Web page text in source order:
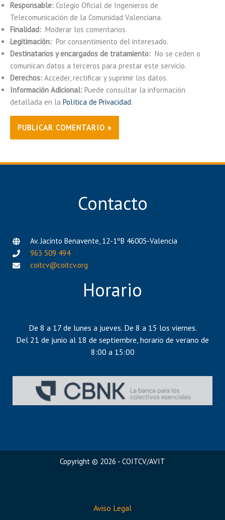
Responsable: Colegio Oficial de Ingenieros de
Telecomunicación de la Comunidad Valenciana.
Finalidad: Moderar los comentarios.
Legitimación: Por consentimiento del interesado.
Destinatarios y encargados de tratamiento: No se ceden o
comunican datos a terceros para prestar este servicio.
Derechos: Acceder, rectificar y suprimir los datos.
Información Adicional: Puede consultar la información
detallada en la Política de Privacidad.
Contacto
Av. Jacinto Benavente, 12-1ºB 46005-Valencia
963 509 494
coitcv@coitcv.org
Horario
De 8 a 17 de lunes a jueves. De 8 a 15 los viernes.
Del 21 de junio al 18 de septiembre, horario de verano de
8:00 a 15:00
Copyright © 2026 - COITCV/AVIT
Aviso Legal